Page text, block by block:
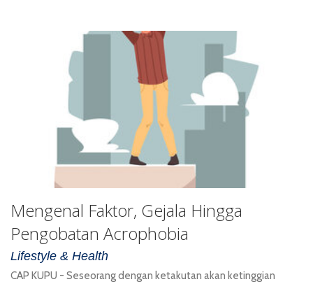
Mengenal Faktor, Gejala Hingga
Pengobatan Acrophobia
Lifestyle & Health
CAP KUPU - Seseorang dengan ketakutan akan ketinggian